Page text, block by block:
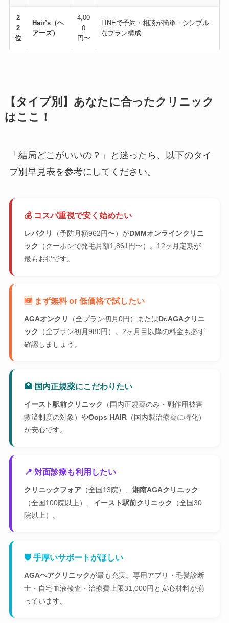
2
2
位
Hair’s（ヘ
アーズ）
4,00
0
円〜
LINEで予約・相談が簡単・シンプル
なプラン構成
【タイプ別】あなたに合ったクリニック
はここ！
「結局どこがいいの？」と迷ったら、以下のタイ
プ別早見表を参考にしてください。
💰 コスパ重視で安く始めたい
レバクリ （予防月額962円〜）かDMMオンラインクリニ
ック
（クーポンで発毛月額1,861円〜）。12ヶ月定期が
最もお得です。
🆕 まず無料 or 低価格で試したい
AGAオンクリ （全プラン初月0円）またはDr.AGAクリニ
ック
（全プラン初月980円）。2ヶ月目以降の料金も必ず
確認しましょう。
🏥 国内正規薬にこだわりたい
イースト駅前クリニック
（国内正規薬のみ・副作用被害
救済制度の対象）やOops HAIR（国内製治療薬に特化）
が安心です。
📍 対面診療も利用したい
クリニックフォア（全国13院）、 湘南AGAクリニック
（全国100院以上）、 イースト駅前クリニック
（全国30
院以上）。
🛡 手厚いサポートがほしい
AGAヘアクリニックが最も充実。専用アプリ・毛髪診断
士・自宅血液検査・治療費上限31,000円と安心材料が揃
っています。